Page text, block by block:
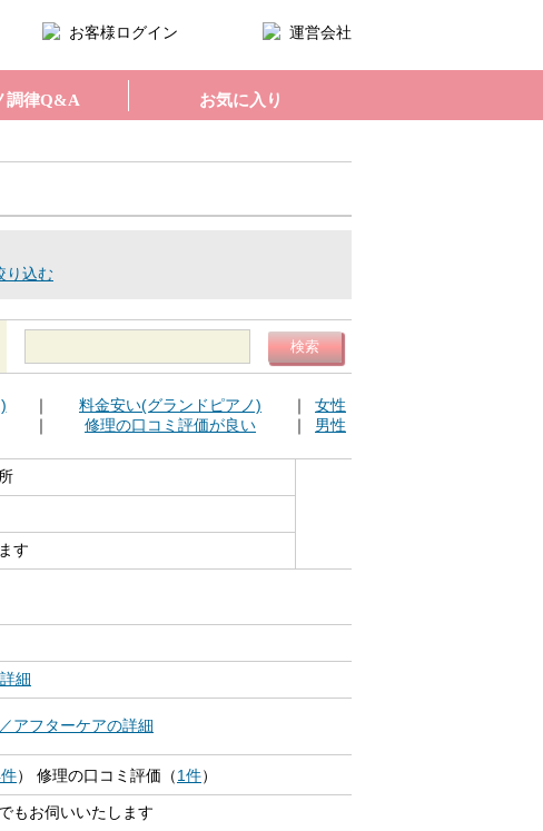
お客様ログイン 運営会社
調律Q&A お気に入り
り込む
検索
｜ 料金安い(グランドピアノ) ｜
女性
｜ 修理の口コミ評価が良い ｜ 男性
す
細
アフターケアの詳細
） 修理の口コミ評価（1件）
もお伺いいたします